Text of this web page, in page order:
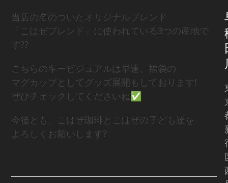
当店の名のついたオリジナルブレンド
「こはぜブレンド」に使われている3つの産地で
す??
こちらのキービジュアルは早速、福袋の
マグカップとしてグッズ展開もしております!
ぜひチェックしてくださいね✅
今後とも、こはぜ珈琲とこはぜの子ども達を
よろしくお願いします?